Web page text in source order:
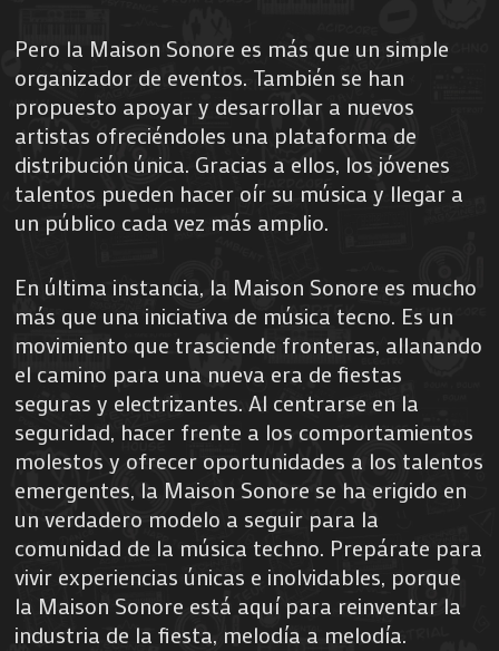
Pero la Maison Sonore es más que un simple
organizador de eventos. También se han
propuesto apoyar y desarrollar a nuevos
artistas ofreciéndoles una plataforma de
distribución única. Gracias a ellos, los jóvenes
talentos pueden hacer oír su música y llegar a
un público cada vez más amplio.
En última instancia, la Maison Sonore es mucho
más que una iniciativa de música tecno. Es un
movimiento que trasciende fronteras, allanando
el camino para una nueva era de fiestas
seguras y electrizantes. Al centrarse en la
seguridad, hacer frente a los comportamientos
molestos y ofrecer oportunidades a los talentos
emergentes, la Maison Sonore se ha erigido en
un verdadero modelo a seguir para la
comunidad de la música techno. Prepárate para
vivir experiencias únicas e inolvidables, porque
la Maison Sonore está aquí para reinventar la
industria de la fiesta, melodía a melodía.